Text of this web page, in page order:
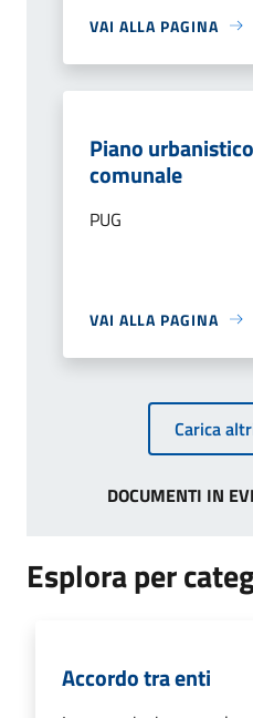
VAI ALLA PAGINA
Piano
comunale
PUG
VAI ALLA PAGINA
Carica
DOCUMENTI IN
Esplora per
Accordo tra enti